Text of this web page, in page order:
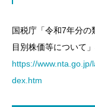
国税庁「令和7年分
目別株価等について
https://
dex.htm